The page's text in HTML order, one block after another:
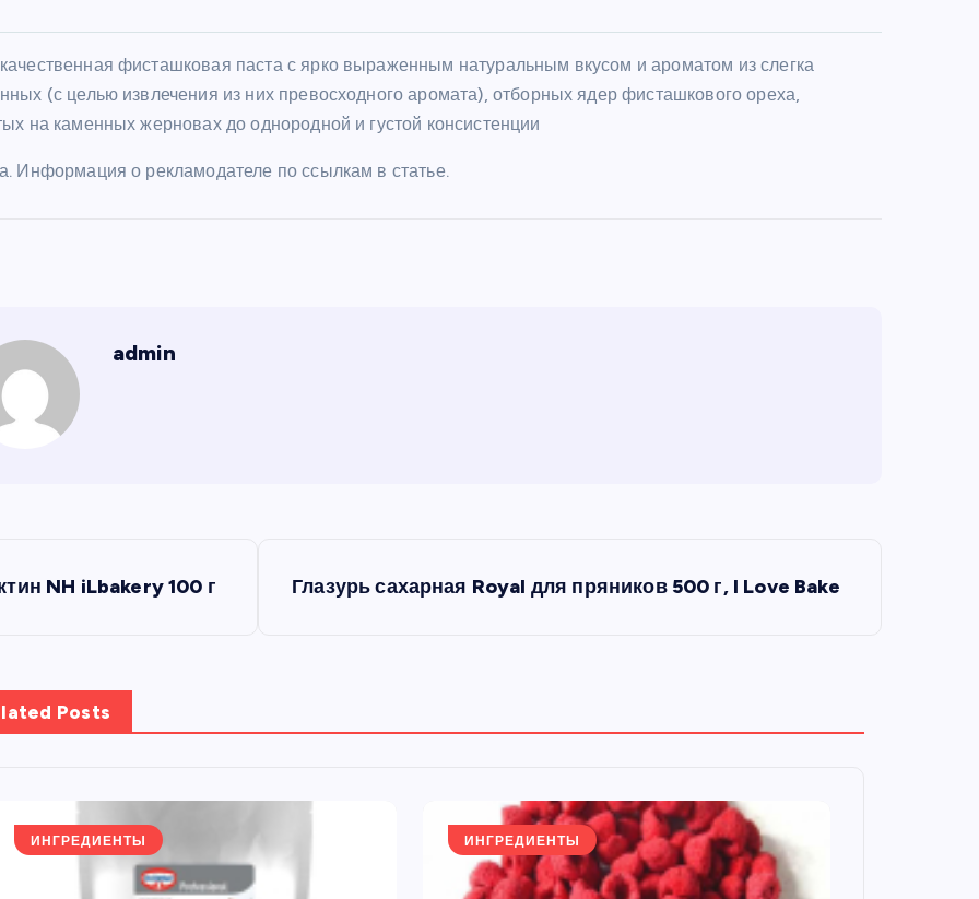
фисташковая паста с ярко выраженным натуральным вкусом и ароматом из слегка
(с целью извлечения из них превосходного аромата), отборных ядер фисташкового ореха,
на каменных жерновах до однородной и густой консистенции
Информация о рекламодателе по ссылкам в статье.
admin
NH iLbakery 100 г Глазурь сахарная Royal для пряников 500 г, I Love Bake
Posts
ИНГРЕДИЕНТЫ ИНГРЕДИЕНТЫ